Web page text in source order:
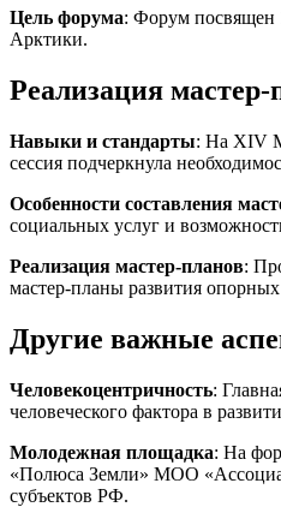
Цель форума: Форум посвящен
Арктики.
Реализация мастер-
Навыки и стандарты: На XIV
сессия подчеркнула
Особенности составления
социальных услуг и
Реализация мастер-планов:
мастер-планы развития
Другие важные
Человекоцентричность:
человеческого фактора в
Молодежная площадка: На
«Полюса Земли» МОО
субъектов РФ.